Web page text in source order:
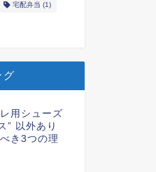
宅配弁当 (1)
グ
用シューズ
” 以外あり
き3つの理